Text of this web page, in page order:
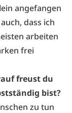
angefangen
dass ich
arbeiten
frei
freust du
bist?
zu tun